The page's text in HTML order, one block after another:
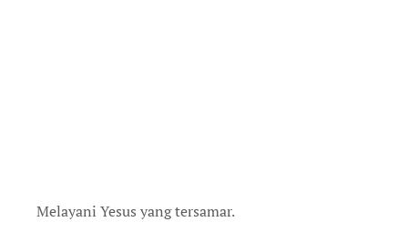
Melayani Yesus yang tersamar.